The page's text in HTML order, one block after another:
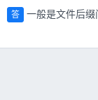
答 一般是文件后缀